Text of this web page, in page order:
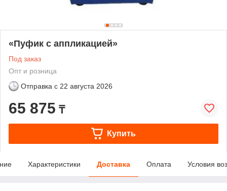
«Пуфик с аппликацией»
Под заказ
Опт и розница
Отправка с 22 августа 2026
65 875 ₸
Купить
Характеристики Доставка Оплата Условия